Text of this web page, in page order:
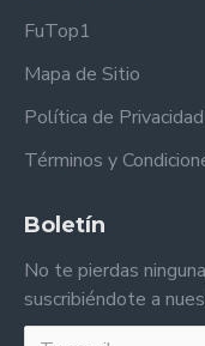
FuTop1
Mapa de Sitio
Política de Privacidad
Términos y
Boletín
No te pierdas
suscribiéndote a